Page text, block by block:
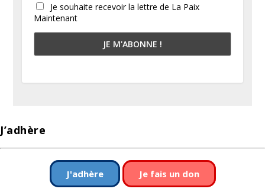
Je souhaite recevoir la lettre de La Paix
Maintenant
J’adhère
J'adhère Je fais un don